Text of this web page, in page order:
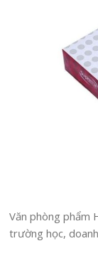
Văn phòng phẩm
trường học,